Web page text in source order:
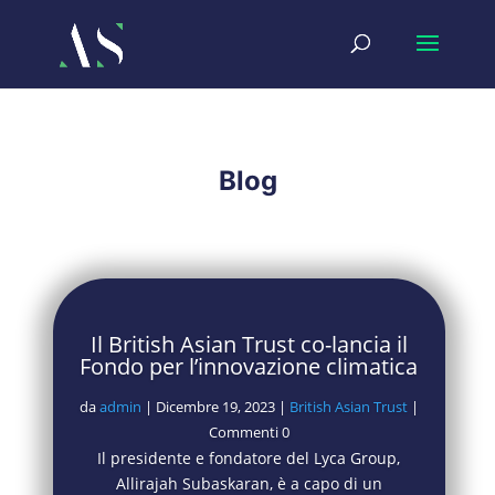
Blog
Il British Asian Trust co-lancia il
Fondo per l’innovazione climatica
daadmin | Dicembre 19, 2023| British Asian Trust|
Commenti 0
Il presidente e fondatore del Lyca Group,
Allirajah Subaskaran, è a capo di un